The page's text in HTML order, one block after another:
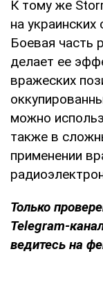
К тому же
на
Боевая часть
делает ее
вражеских
можно
также в
применении
Только
Telegram-
ведитесь на